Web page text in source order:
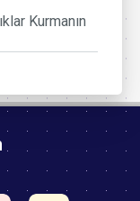
Kurmanın